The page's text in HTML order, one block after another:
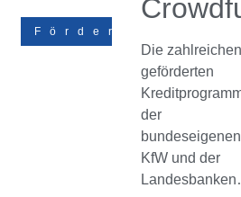
Die zahlreichen
geförderten
der
bundeseigenen
KfW und der
Förderungen